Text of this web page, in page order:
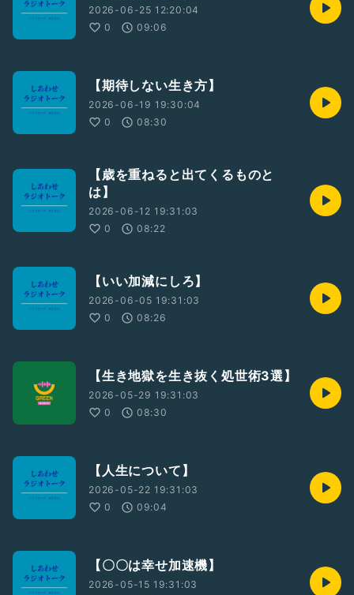
2026-06-25 12:20:04
0
09:06
【期待しない生き方】
2026-06-19 19:30:04
0
08:30
【歳を重ねると出てくるものと
は】
2026-06-12 19:31:03
0
08:22
【いい加減にしろ】
2026-06-05 19:31:03
0
08:26
【生き地獄を生き抜く処世術3選】
2026-05-29 19:31:03
0
08:30
【人生について】
2026-05-22 19:31:03
0
09:04
【〇〇は幸せ加速機】
2026-05-15 19:31:03